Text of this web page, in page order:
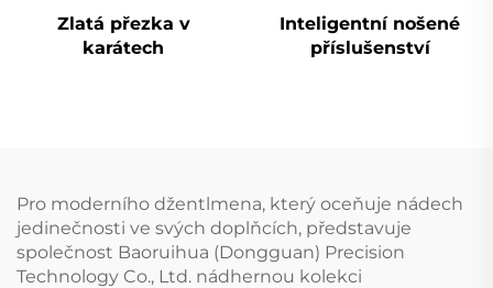
Zlatá přezka v
karátech
Inteligentní nošené
příslušenství
Pro moderního džentlmena, který oceňuje nádech
jedinečnosti ve svých doplňcích, představuje
společnost Baoruihua (Dongguan) Precision
Technology Co., Ltd. nádhernou kolekci